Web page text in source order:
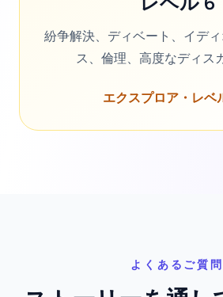
紛争解決、ディベート、イデ
ス、倫理、高度なディス
エクスプロア・レベ
よくあるご質問